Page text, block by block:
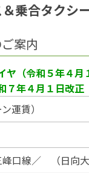
乗合タクシ
案内
ヤ（令和５年４
７年４月１日改正
運賃）
口線／ （日向